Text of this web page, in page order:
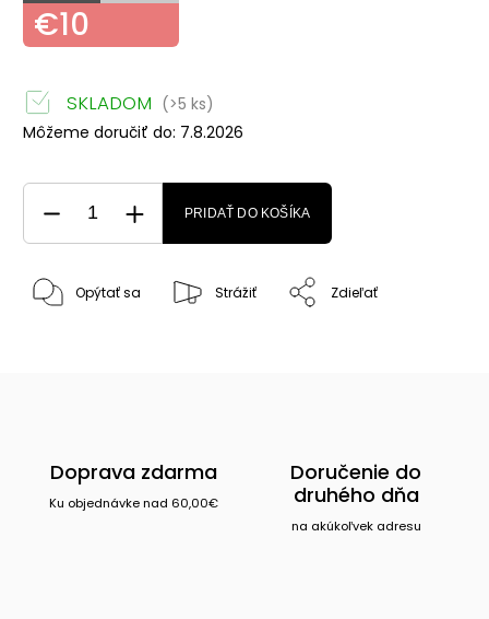
€10
SKLADOM (>5 ks)
Môžeme doručiť do: 7.8.2026
PRIDAŤ DO KOŠÍKA
Opýtať sa Strážiť Zdieľať
Doprava zdarma
Ku objednávke nad 60,00€
Doručenie do
druhého dňa
na akúkoľvek adresu